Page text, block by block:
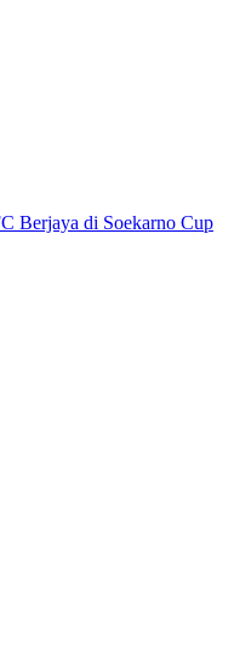
Berjaya di Soekarno Cup